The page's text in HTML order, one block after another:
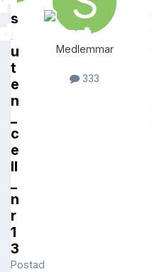
s
l
u
t
e
n
_
c
e
ll
_
n
r
1
3
Postad
Medlemmar
333